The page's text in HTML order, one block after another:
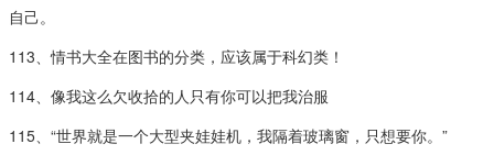
自己。
113、情书大全在图书的分类，应该属于科幻类！
114、像我这么欠收拾的人只有你可以把我治服
115、“世界就是一个大型夹娃娃机，我隔着玻璃窗，只想要你。”